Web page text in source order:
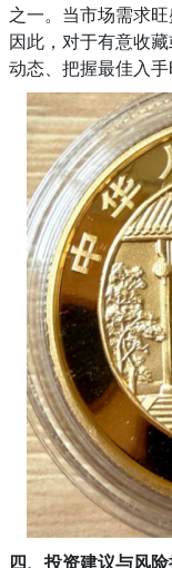
之一。当市场需求
因此，对于有意收
动态、把握最佳入手
四、投资建议与风